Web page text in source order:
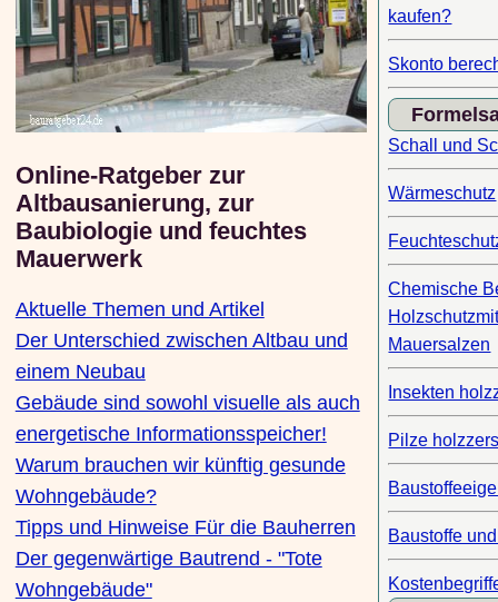
Online-Ratgeber zur
Altbausanierung, zur
Baubiologie und feuchtes
Mauerwerk
Aktuelle Themen und Artikel
Der Unterschied zwischen Altbau und
einem Neubau
Gebäude sind sowohl visuelle als auch
energetische Informationsspeicher!
Warum brauchen wir künftig gesunde
Wohngebäude?
Tipps und Hinweise Für die Bauherren
Der gegenwärtige Bautrend - "Tote
Wohngebäude"
kaufen?
Skonto
Schall und
Wärmeschutz
Chemische
Mauersalzen
Insekten
Pilze
Baustoffe